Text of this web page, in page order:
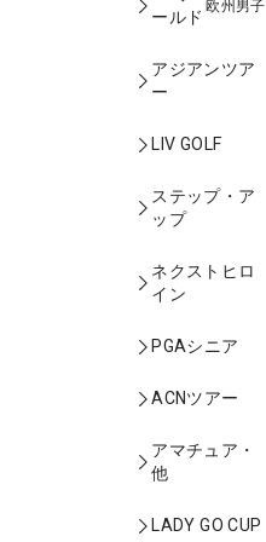
ールド
欧州男子
アジアンツア
ー
LIV GOLF
ステップ・ア
ップ
ネクストヒロ
イン
PGAシニア
ACNツアー
アマチュア・
他
LADY GO CUP